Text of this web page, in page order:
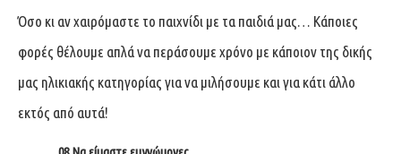
Όσο κι αν χαιρόμαστε το παιχνίδι με τα παιδιά μας… Κάποιες
φορές θέλουμε απλά να περάσουμε χρόνο με κάποιον της δικής
μας ηλικιακής κατηγορίας για να μιλήσουμε και για κάτι άλλο
εκτός από αυτά!